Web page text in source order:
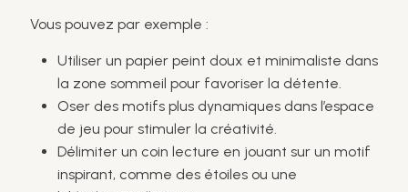
Vous pouvez par exemple :
Utiliser un papier peint doux et minimaliste dans
la zone sommeil pour favoriser la détente.
Oser des motifs plus dynamiques dans l’espace
de jeu pour stimuler la créativité.
Délimiter un coin lecture en jouant sur un motif
inspirant, comme des étoiles ou une